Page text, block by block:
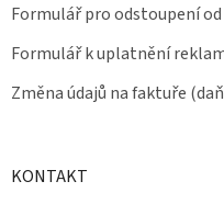
Formulář pro odstoupení
Formulář k uplatnění
Změna údajů na faktuře
KONTAKT